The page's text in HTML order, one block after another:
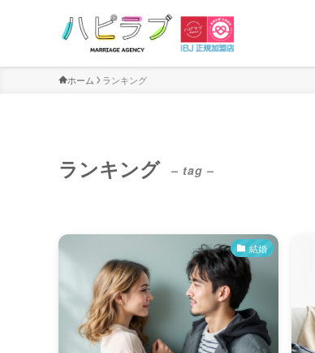
ホーム ランキング
ランキング – tag –
結婚